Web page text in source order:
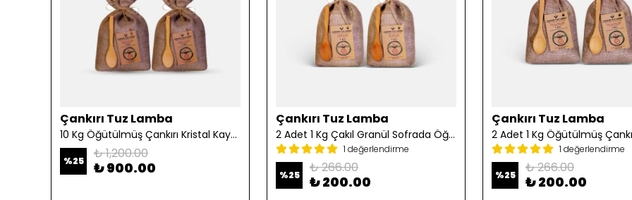
Çankırı Tuz Lamba
10 Kg Öğütülmüş Çankırı Kristal Kaya Tuzu
%25 ₺ 1,200.00
₺ 900.00
Çankırı Tuz Lamba
2 Adet 1 Kg Çakıl Granül Sofrada Öğütme Tuzu
1 değerlendirme
%25 ₺ 266.00
₺ 200.00
Çankırı Tuz Lamba
1 değerlendirme
%25 ₺ 266.00
₺ 200.00